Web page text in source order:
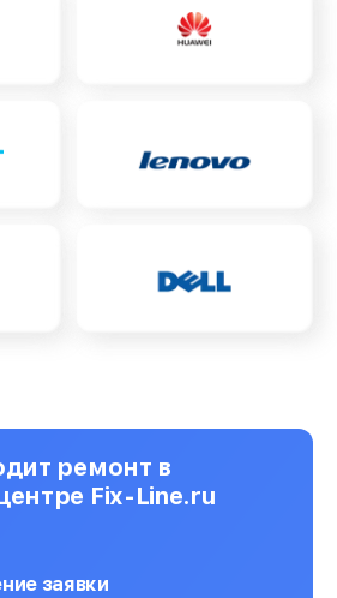
ремонт в
Fix-Line.ru
заявки